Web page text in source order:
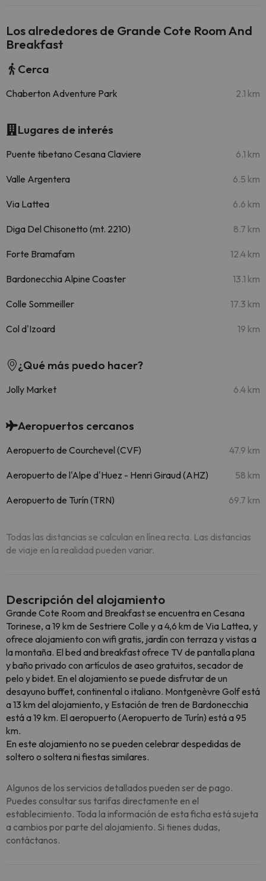
Los alrededores de Grande Cote Room And
Breakfast
Cerca
Chaberton Adventure Park 2.1 km
Lugares de interés
Puente tibetano Cesana Claviere 6.1 km
Valle Argentera 6.5 km
Via Lattea 6.6 km
Diga Del Chisonetto (mt. 2210) 8.7 km
Forte Bramafam 12.4 km
Bardonecchia Alpine Coaster 13.1 km
Colle Sommeiller 17.3 km
Col d'Izoard 19 km
¿Qué más puedo hacer?
Jolly Market 6.4 km
Aeropuertos cercanos
Aeropuerto de Courchevel (CVF) 47.9 km
Aeropuerto de l'Alpe d'Huez - Henri Giraud (AHZ) 58 km
Aeropuerto de Turín (TRN) 69.7 km
Todas las distancias se calculan en línea recta. Las distancias
de viaje en la realidad pueden variar.
Descripción del alojamiento
Grande Cote Room and Breakfast se encuentra en Cesana
Torinese, a 19 km de Sestriere Colle y a 4,6 km de Via Lattea, y
ofrece alojamiento con wifi gratis, jardín con terraza y vistas a
la montaña. El bed and breakfast ofrece TV de pantalla plana
y baño privado con artículos de aseo gratuitos, secador de
pelo y bidet. En el alojamiento se puede disfrutar de un
desayuno buffet, continental o italiano. Montgenèvre Golf está
a 13 km del alojamiento, y Estación de tren de Bardonecchia
está a 19 km. El aeropuerto (Aeropuerto de Turín) está a 95
km.
En este alojamiento no se pueden celebrar despedidas de
soltero o soltera ni fiestas similares.
Algunos de los servicios detallados pueden ser de pago.
Puedes consultar sus tarifas directamente en el
establecimiento. Toda la información de esta ficha está sujeta
a cambios por parte del alojamiento. Si tienes dudas,
contáctanos.